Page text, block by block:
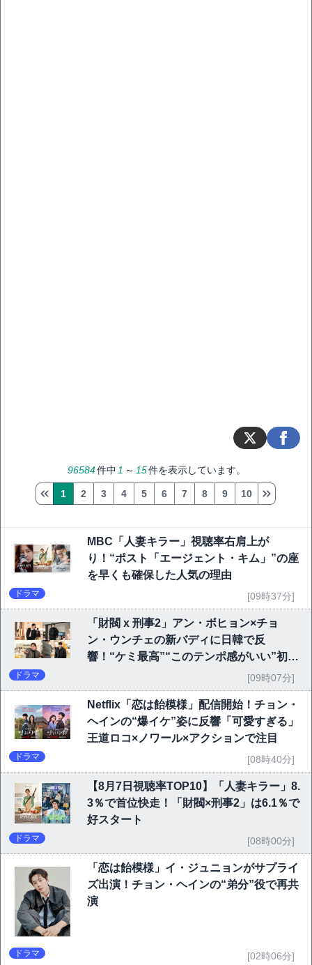
96584件中 1 ～ 15件を表示しています。
1 2 3 4 5 6 7 8 9 10
MBC「人妻キラー」視聴率右肩上が
り！“ポスト「エージェント・キム」”の座
を早くも確保した人気の理由
ドラマ [09時37分]
「財閥 x 刑事2」アン・ボヒョン×チョ
ン・ウンチェの新バディに日韓で反
響！“ケミ最高”“このテンポ感がいい”初回
ドラマ [09時07分]
Netflix「恋は飴模様」配信開始！チョン・
ヘインの“爆イケ”姿に反響「可愛すぎる」
王道ロコ×ノワール×アクションで注目
ドラマ [08時40分]
【8月7日視聴率TOP10】「人妻キラー」8.
3％で首位快走！「財閥×刑事2」は6.1％で
好スタート
ドラマ [08時00分]
「恋は飴模様」イ・ジュニョンがサプライ
ズ出演！チョン・ヘインの“弟分”役で再共
演
ドラマ [02時06分]